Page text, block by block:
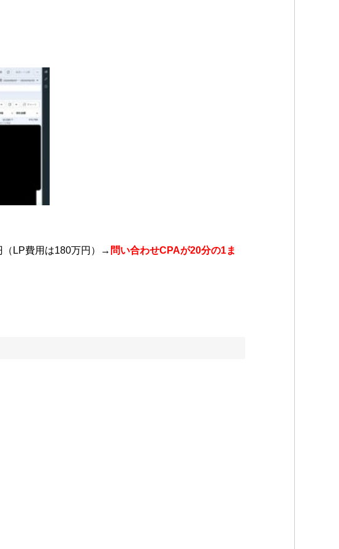
（LP費用は180万円）→ 問い合わせCPAが20分の1ま